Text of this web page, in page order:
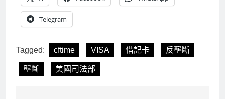
Telegram
Tagged: cftime VISA 借記卡 反壟斷
壟斷 美國司法部